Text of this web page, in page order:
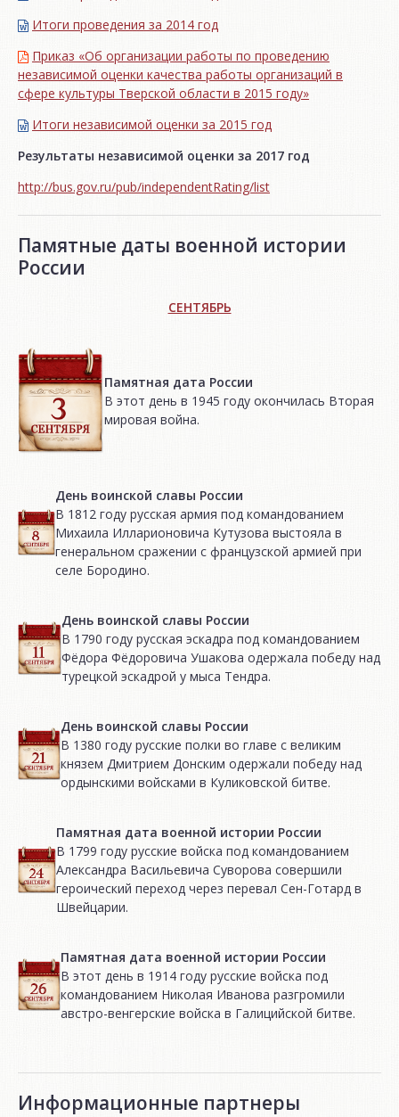
Итоги проведения за 2014 год
Приказ «Об организации работы по проведению
независимой оценки качества работы организаций в
сфере культуры Тверской области в 2015 году»
Итоги независимой oценки за 2015 год
Результаты независимой оценки за 2017 год
http://bus.gov.ru/pub/independentRating/list
Памятные даты военной истории
России
СЕНТЯБРЬ
Памятная дата России
В этот день в 1945 году окончилась Вторая
мировая война.
День воинской славы России
В 1812 году русская армия под командованием
Михаила Илларионовича Кутузова выстояла в
генеральном сражении с французской армией при
селе Бородино.
День воинской славы России
В 1790 году русская эскадра под командованием
Фёдора Фёдоровича Ушакова одержала победу над
турецкой эскадрой у мыса Тендра.
День воинской славы России
В 1380 году русские полки во главе с великим
князем Дмитрием Донским одержали победу над
ордынскими войсками в Куликовской битве.
Памятная дата военной истории России
В 1799 году русские войска под командованием
Александра Васильевича Суворова совершили
героический переход через перевал Сен-Готард в
Швейцарии.
Памятная дата военной истории России
В этот день в 1914 году русские войска под
командованием Николая Иванова разгромили
австро-венгерские войска в Галицийской битве.
Информационные партнеры